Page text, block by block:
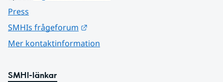
Press
SMHIs frågeforum
Mer kontaktinformation
SMHI-länkar